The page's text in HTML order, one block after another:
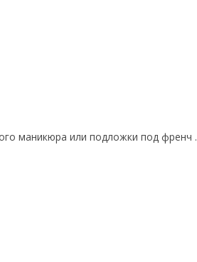
маникюра или подложки под френч .